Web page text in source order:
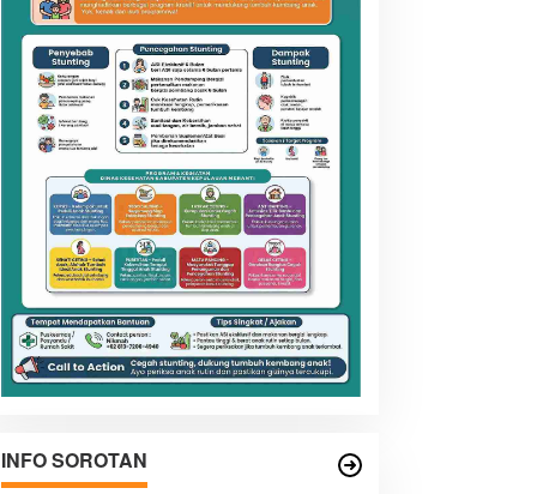
INFO SOROTAN